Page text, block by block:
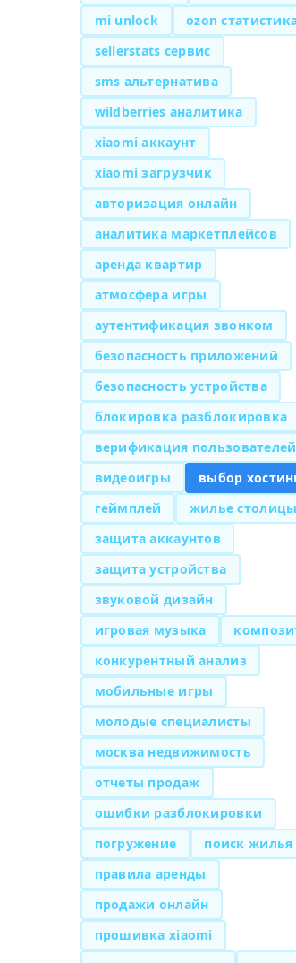
mi unlock
ozon
sellerstats сервис
sms альтернатива
wildberries аналитика
xiaomi аккаунт
xiaomi загрузчик
авторизация онлайн
аналитика маркетплейсов
аренда квартир
атмосфера игры
аутентификация звонком
безопасность приложений
безопасность устройства
блокировка разблокировка
верификация пользователей
видеоигры
выбор
геймплей
жилье столицы
защита аккаунтов
защита устройства
звуковой дизайн
игровая музыка
конкурентный анализ
мобильные игры
молодые специалисты
москва недвижимость
отчеты продаж
ошибки разблокировки
погружение
поиск жилья
правила аренды
продажи онлайн
прошивка xiaomi